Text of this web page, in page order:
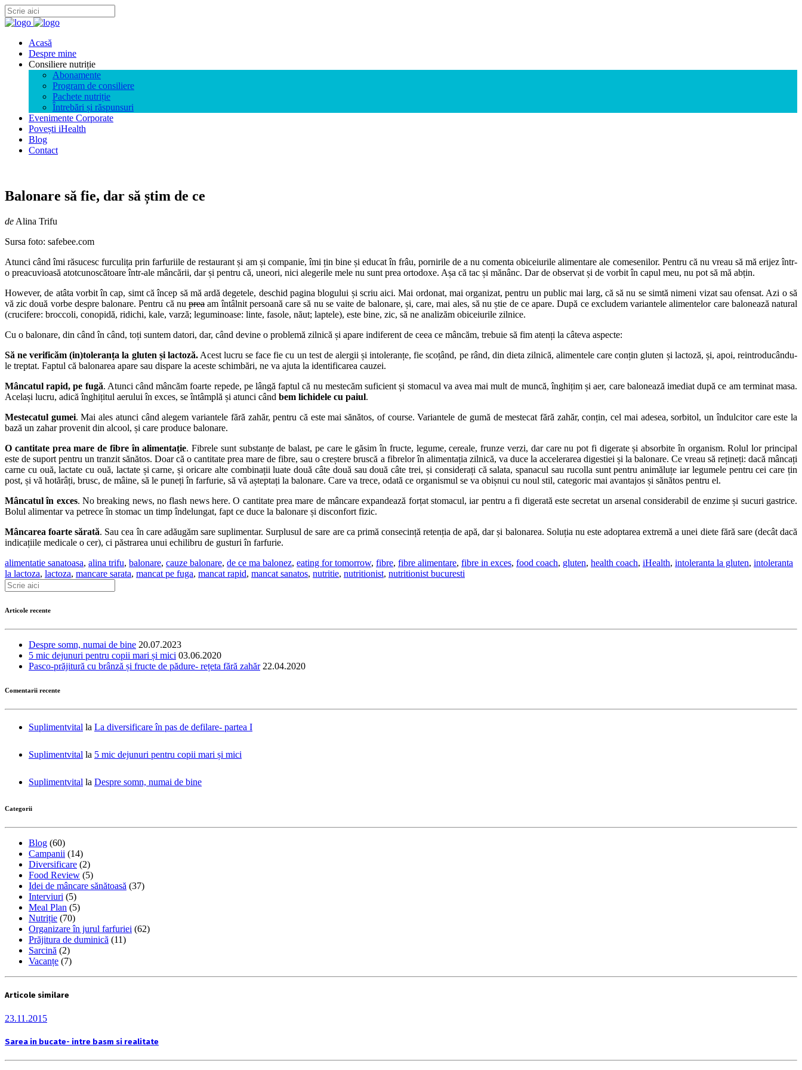
Acasă
Despre mine
Consiliere nutriție
Abonamente
Program de consiliere
Pachete nutriție
Întrebări și răspunsuri
Evenimente Corporate
Povești iHealth
Blog
Contact
Balonare să fie, dar să știm de ce
de Alina Trifu
Sursa foto: safebee.com
Atunci când îmi răsucesc furculița prin farfuriile de restaurant și am și companie, îmi țin bine și educat în frâu, pornirile de a nu comenta obiceiurile alimentare ale comesenilor. Pentru că nu vreau să mă erijez într-
o preacuvioasă atotcunoscătoare într-ale mâncării, dar și pentru că, uneori, nici alegerile mele nu sunt prea ortodoxe. Așa că tac și mănânc. Dar de observat și de vorbit în capul meu, nu pot să mă abțin.
However, de atâta vorbit în cap, simt că încep să mă ardă degetele, deschid pagina blogului și scriu aici. Mai ordonat, mai organizat, pentru un public mai larg, că să nu se simtă nimeni vizat sau ofensat. Azi o să
vă zic două vorbe despre balonare. Pentru că nupreaam întâlnit persoană care să nu se vaite de balonare, și, care, mai ales, să nu știe de ce apare. După ce excludem variantele alimentelor care balonează natural
(crucifere: broccoli, conopidă, ridichi, kale, varză; leguminoase: linte, fasole, năut; laptele), este bine, zic, să ne analizăm obiceiurile zilnice.
Cu o balonare, din când în când, toți suntem datori, dar, când devine o problemă zilnică și apare indiferent de ceea ce mâncăm, trebuie să fim atenți la câteva aspecte:
Să ne verificăm (in)toleranța la gluten și lactoză.Acest lucru se face fie cu un test de alergii și intoleranțe, fie scoțând, pe rând, din dieta zilnică, alimentele care conțin gluten și lactoză, și, apoi, reintroducându-
le treptat. Faptul că balonarea apare sau dispare la aceste schimbări, ne va ajuta la identificarea cauzei.
Mâncatul rapid, pe fugă. Atunci când mâncăm foarte repede, pe lângă faptul că nu mestecăm suficient și stomacul va avea mai mult de muncă, înghițim și aer, care balonează imediat după ce am terminat masa.
Același lucru, adică înghițitul aerului în exces, se întâmplă și atunci când bem lichidele cu paiul.
Mestecatul gumei. Mai ales atunci când alegem variantele fără zahăr, pentru că este mai sănătos, of course. Variantele de gumă de mestecat fără zahăr, conțin, cel mai adesea, sorbitol, un îndulcitor care este la
bază un zahar provenit din alcool, și care produce balonare.
O cantitate prea mare de fibre în alimentație. Fibrele sunt substanțe de balast, pe care le găsim în fructe, legume, cereale, frunze verzi, dar care nu pot fi digerate și absorbite în organism. Rolul lor principal
este de suport pentru un tranzit sănătos. Doar că o cantitate prea mare de fibre, sau o creștere bruscă a fibrelor în alimentația zilnică, va duce la accelerarea digestiei și la balonare. Ce vreau să rețineți: dacă mâncați
carne cu ouă, lactate cu ouă, lactate și carne, și oricare alte combinații luate două câte două sau două câte trei, și considerați că salata, spanacul sau rucolla sunt pentru animăluțe iar legumele pentru cei care țin
post, și vă hotărâți, brusc, de mâine, să le puneți în farfurie, să vă așteptați la balonare. Care va trece, odată ce organismul se va obișnui cu noul stil, categoric mai avantajos și sănătos pentru el.
Mâncatul în exces. No breaking news, no flash news here. O cantitate prea mare de mâncare expandează forțat stomacul, iar pentru a fi digerată este secretat un arsenal considerabil de enzime și sucuri gastrice.
Bolul alimentar va petrece în stomac un timp îndelungat, fapt ce duce la balonare și disconfort fizic.
Mâncarea foarte sărată. Sau cea în care adăugăm sare suplimentar. Surplusul de sare are ca primă consecință retenția de apă, dar și balonarea. Soluția nu este adoptarea extremă a unei diete fără sare (decât dacă
indicațiile medicale o cer), ci păstrarea unui echilibru de gusturi în farfurie.
alimentatie sanatoasa, alina trifu, balonare, cauze balonare, de ce ma balonez, eating for tomorrow, fibre, fibre alimentare, fibre in exces, food coach, gluten, health coach, iHealth, intoleranta la gluten, intoleranta
la lactoza, lactoza, mancare sarata, mancat pe fuga, mancat rapid, mancat sanatos, nutritie, nutritionist, nutritionist bucuresti
Articole recente
Despre somn, numai de bine 20.07.2023
5 mic dejunuri pentru copii mari și mici 03.06.2020
Pasco-prăjitură cu brânză și fructe de pădure- rețeta fără zahăr 22.04.2020
Comentarii recente
Suplimentvital la La diversificare în pas de defilare- partea I
Suplimentvital la 5 mic dejunuri pentru copii mari și mici
Suplimentvital la Despre somn, numai de bine
Categorii
Blog (60)
Campanii (14)
Diversificare (2)
Food Review (5)
Idei de mâncare sănătoasă (37)
Interviuri (5)
Meal Plan (5)
Nutriție (70)
Organizare în jurul farfuriei (62)
Prăjitura de duminică (11)
Sarcină (2)
Vacanțe (7)
Articole similare
23.11.2015
Sarea in bucate- intre basm si realitate